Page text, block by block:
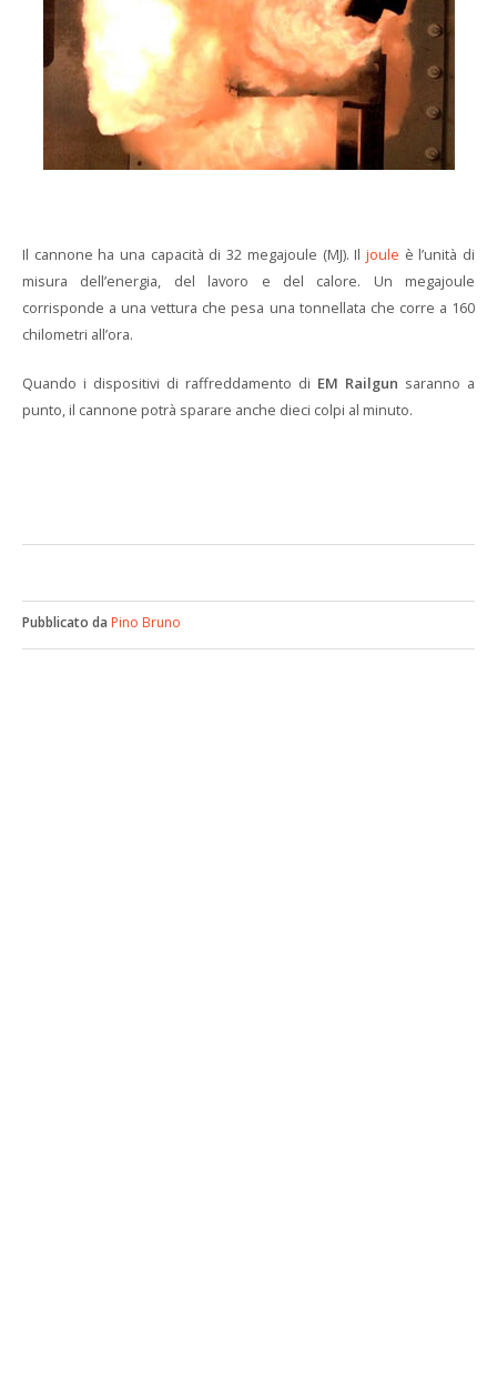
Il cannone ha una capacità di 32 megajoule (MJ). Il joule è l’unità di
misura dell’energia, del lavoro e del calore. Un megajoule
corrisponde a una vettura che pesa una tonnellata che corre a 160
chilometri all’ora.
Quando i dispositivi di raffreddamento di EM Railgun saranno a
punto, il cannone potrà sparare anche dieci colpi al minuto.
Pubblicato da Pino Bruno